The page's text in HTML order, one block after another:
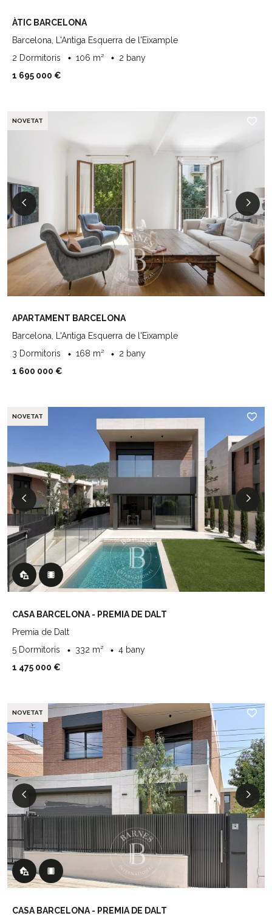
ÀTIC BARCELONA
Barcelona, L'Antiga Esquerra de l'Eixample
2 Dormitoris
106 m²
2 bany
1 695 000 €
NOVETAT
APARTAMENT BARCELONA
Barcelona, L'Antiga Esquerra de l'Eixample
3 Dormitoris
168 m²
2 bany
1 600 000 €
NOVETAT
CASA BARCELONA - PREMIA DE DALT
Premia de Dalt
5 Dormitoris
332 m²
4 bany
1 475 000 €
NOVETAT
CASA BARCELONA - PREMIA DE DALT